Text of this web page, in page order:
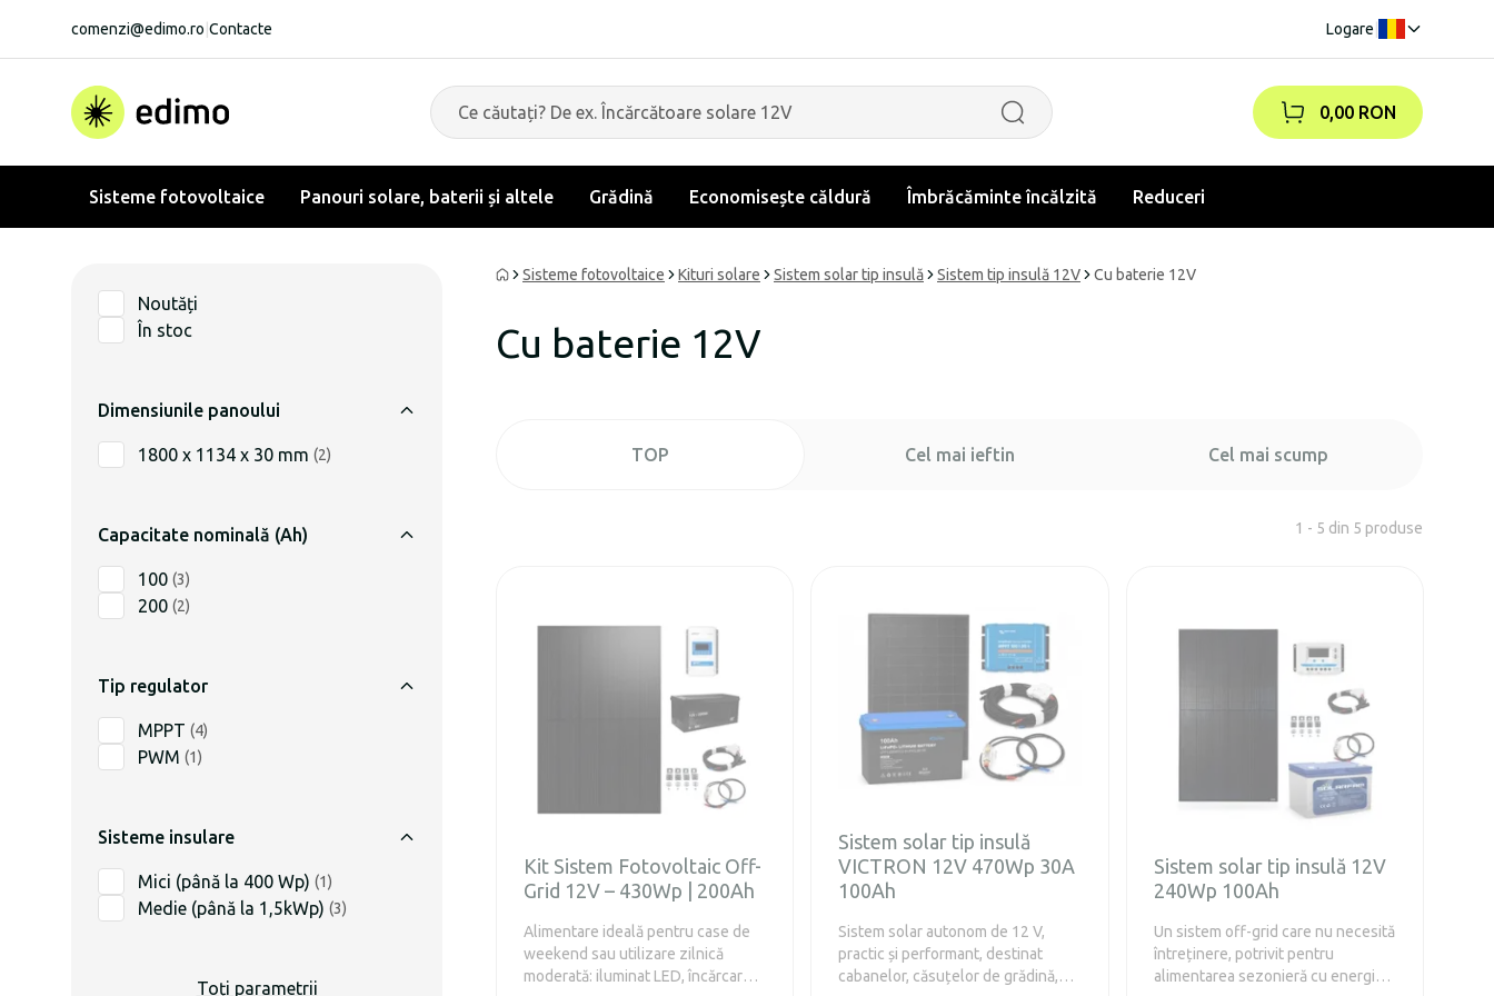
comenzi@edimo.ro Contacte Logare
0,00 RON
Sisteme fotovoltaice Panouri solare, baterii și altele Grădină Economisește căldură Îmbrăcăminte încălzită Reduceri
Noutăți
În stoc
Dimensiunile panoului
1800 x 1134 x 30 mm (2)
Capacitate nominală (Ah)
100 (3)
200 (2)
Tip regulator
MPPT (4)
PWM (1)
Sisteme insulare
Mici (până la 400 Wp) (1)
Medie (până la 1,5kWp) (3)
Toți parametrii
Sisteme fotovoltaice Kituri solare Sistem solar tip insulă Sistem tip insulă 12V Cu baterie 12V
Cu baterie 12V
TOP Cel mai ieftin Cel mai scump
1 - 5 din 5 produse
Kit Sistem Fotovoltaic Off-
Grid 12V – 430Wp | 200Ah
Alimentare ideală pentru case de
weekend sau utilizare zilnică
moderată: iluminat LED, încărcare
Sistem solar tip insulă
VICTRON 12V 470Wp 30A
100Ah
Sistem solar autonom de 12 V,
practic și performant, destinat
cabanelor, căsuțelor de grădină,
Sistem solar tip insulă 12V
240Wp 100Ah
Un sistem off-grid care nu necesită
întreținere, potrivit pentru
alimentarea sezonieră cu energie